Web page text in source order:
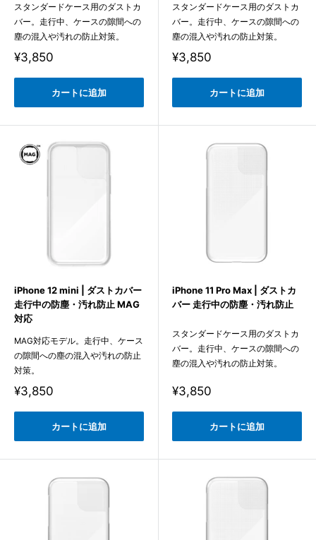
スタンダードケース用のダストカ
バー。走行中、ケースの隙間への
塵の混入や汚れの防止対策。
販
価
¥3,850
カートに追加
スタンダードケース用のダストカ
バー。走行中、ケースの隙間への
塵の混入や汚れの防止対策。
販
価
¥3,850
カートに追加
iPhone 12 mini | ダストカバー
走行中の防塵・汚れ防止 MAG
対応
MAG対応モデル。走行中、ケース
の隙間への塵の混入や汚れの防止
対策。
販
価
¥3,850
カートに追加
iPhone 11 Pro Max | ダストカ
バー 走行中の防塵・汚れ防止
スタンダードケース用のダストカ
バー。走行中、ケースの隙間への
塵の混入や汚れの防止対策。
販
価
¥3,850
カートに追加